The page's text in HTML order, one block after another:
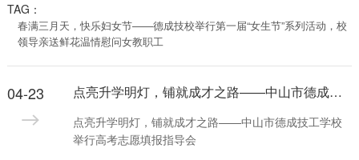
TAG：
春满三月天，快乐妇女节——德成技校举行第一届“女生节”系列活动，校
领导亲送鲜花温情慰问女教职工
04-23 点亮升学明灯，铺就成才之路——中山市德成技工学校举行高考志愿填报指导会
点亮升学明灯，铺就成才之路——中山市德成技工学校
举行高考志愿填报指导会